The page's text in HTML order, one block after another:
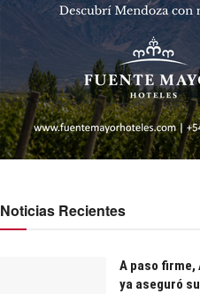
Noticias Recientes
A paso firme,
ya aseguró